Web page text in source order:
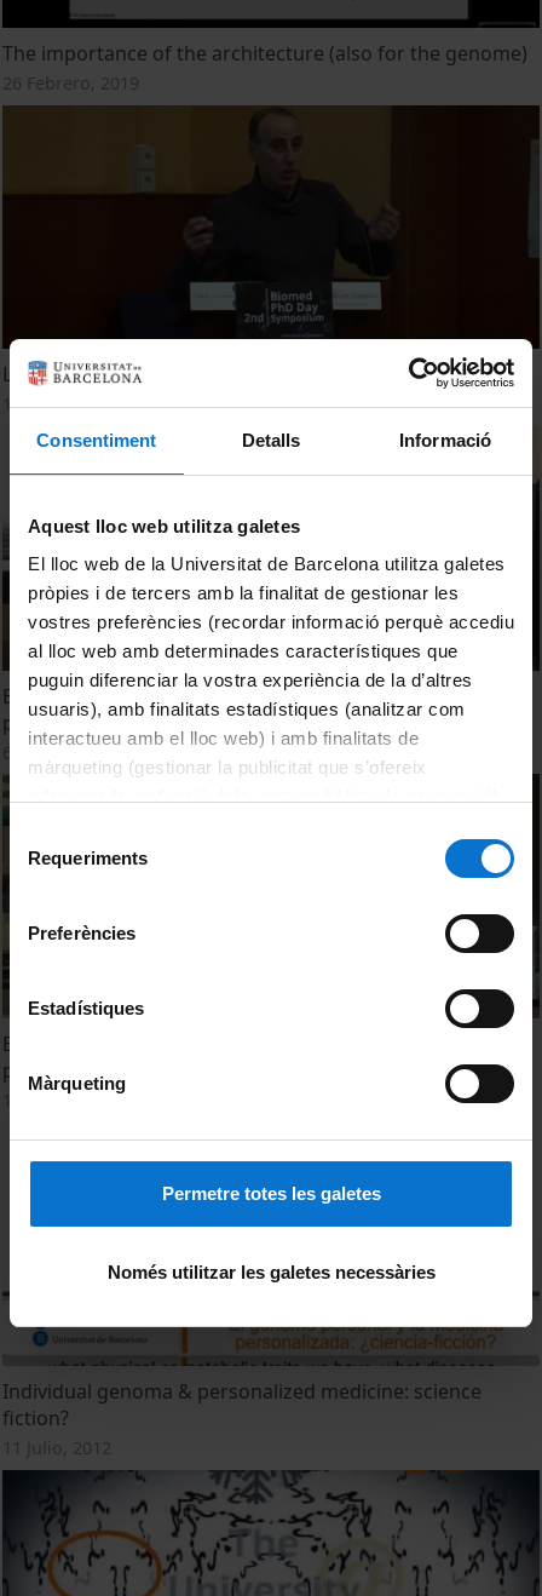
Consentiment Detalls Informació
Aquest lloc web utilitza galetes
El lloc web de la Universitat de Barcelona utilitza galetes
pròpies i de tercers amb la finalitat de gestionar les
vostres preferències (recordar informació perquè accediu
al lloc web amb determinades característiques que
puguin diferenciar la vostra experiència de la d’altres
usuaris), amb finalitats estadístiques (analitzar com
interactueu amb el lloc web) i amb finalitats de
màrqueting (gestionar la publicitat que s’ofereix
consultar laPolítica de galetes del lloc web de la
Requeriments
Preferències
Estadístiques
Màrqueting
Permetre totes les galetes
Només utilitzar les galetes necessàries
The importance of the architecture (also for the genome)
26 Febrero, 2019
Lecture 1: Insights into the human genome diversity
12 Diciembre, 2017
El proyecto '1000 Genomas' secuencía el genoma de 2504
personas
6 Diciembre, 2016
El projecte '1000 Genomes' seqüencia el genoma de 2504
persones
1 Diciembre, 2016
Individual genoma & personalized medicine: science
fiction?
11 Julio, 2012